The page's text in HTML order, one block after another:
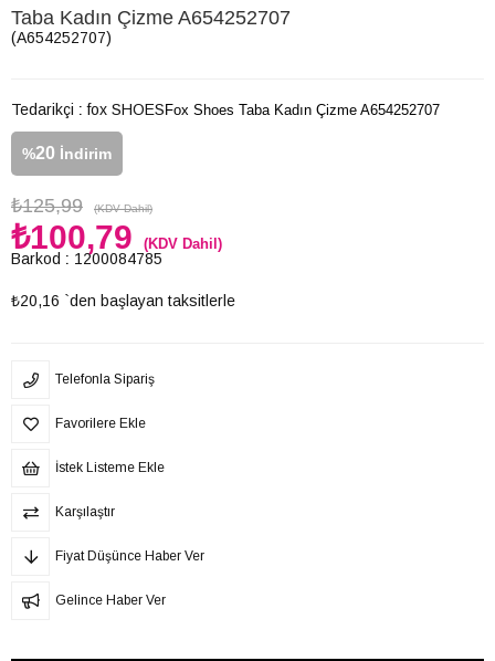
Taba Kadın Çizme A654252707
(A654252707)
Tedarikçi : fox SHOES
%20 İndirim
₺125,99 (KDV Dahil)
₺100,79 (KDV Dahil)
Barkod : 1200084785
₺20,16 `den başlayan taksitlerle
Fox Shoes Taba Kadın Çizme A654252707
Telefonla Sipariş
Favorilere Ekle
İstek Listeme Ekle
Karşılaştır
Fiyat Düşünce Haber Ver
Gelince Haber Ver